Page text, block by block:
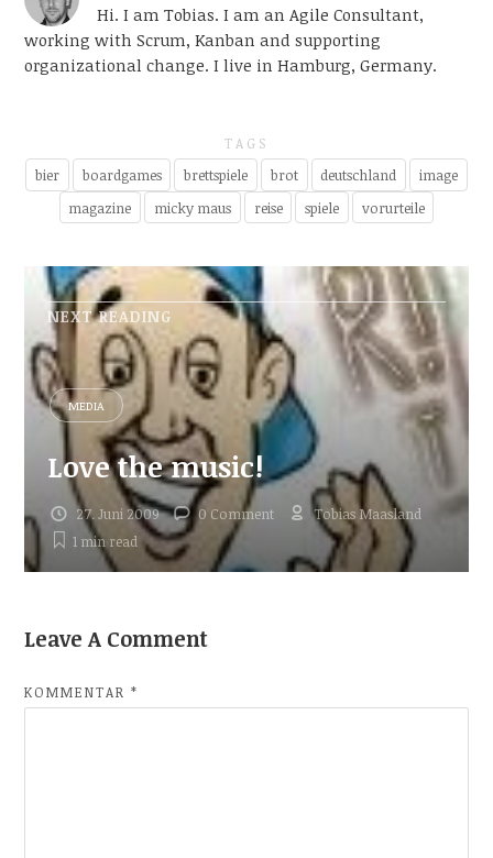
Hi. I am Tobias. I am an Agile Consultant,
working with Scrum, Kanban and supporting
organizational change. I live in Hamburg, Germany.
TAGS
bier boardgames brettspiele brot deutschland
image
magazine
micky maus reise spiele vorurteile
NEXT READING
MEDIA
Love the music!
27. Juni 2009 0 Comment
Tobias Maasland
1 minread
Leave A Comment
KOMMENTAR*